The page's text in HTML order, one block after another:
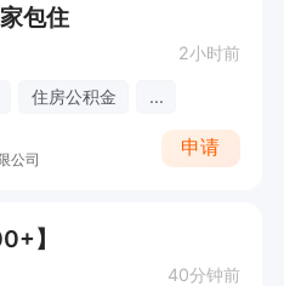
包住
2小时前
住房公积金 ...
公司
申请
】
40分钟前